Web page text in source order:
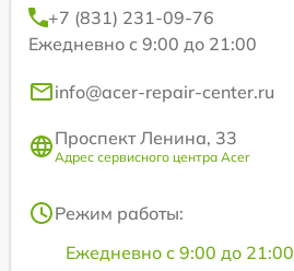
+7 (831) 231-09-76
Ежедневно с 9:00 до 21:00
info@acer-repair-center.ru
Проспект Ленина, 33
Адрес сервисного центра Acer
Режим работы:
Ежедневно с 9:00 до 21:00